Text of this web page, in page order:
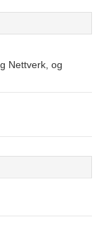
Nettverk, og